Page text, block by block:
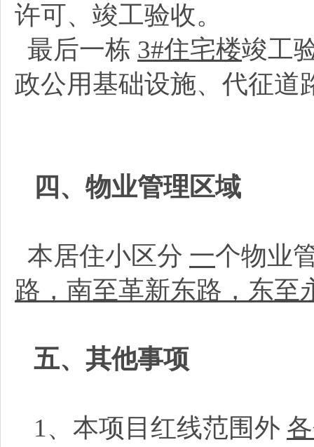
许可、竣工验收。
最后一栋 3#住宅楼竣工
政公用基础设施、代征道
四、物业管理区域
本居住小区分 一个物业
路，南至革新东路，东至
五、其他事项
1、本项目红线范围外